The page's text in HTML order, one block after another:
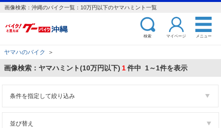
画像検索：沖縄のバイク一覧：10万円以下のヤマハミント一覧
検索 マイページ メニュー
ヤマハのバイク ＞
画像検索：ヤマハミント(10万円以下) 1件中 1～1件を表示
条件を指定して絞り込み
並び替え